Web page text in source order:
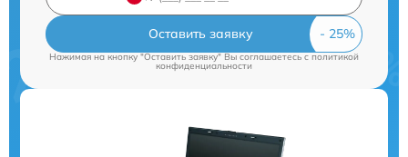
Оставить заявку
Нажимая на кнопку "Оставить заявку" Вы соглашаетесь cполитикой
конфиденциальности